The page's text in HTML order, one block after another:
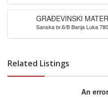
GRAĐEVINSKI
PROMET DOO
Sanska br.6/B Banja Luka
Related Listings
An